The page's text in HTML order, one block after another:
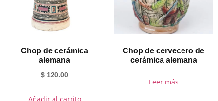
Chop de cerámica
alemana
$ 120.00
Añadir al carrito
Chop de cervecero de
cerámica alemana
Leer más